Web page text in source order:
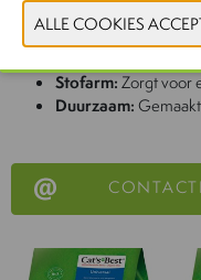
100% Natuurlijk:
toevoegingen.
Stofarm:Zorgt voor
Duurzaam: